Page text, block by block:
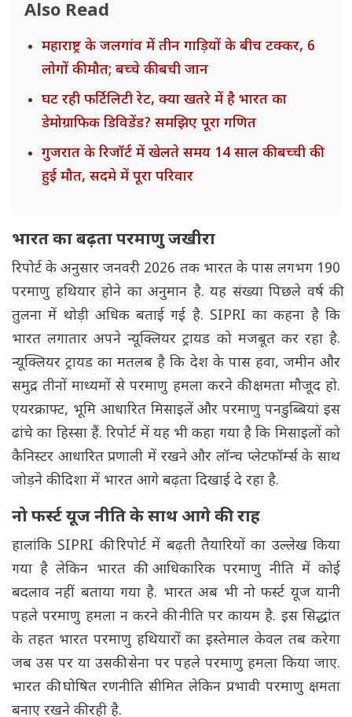
Also Read
महाराष्ट्र के जलगांव में तीन गाड़ियों के बीच टक्कर, 6
लोगों की मौत; बच्चे की बची जान
घट रही फर्टिलिटी रेट, क्या खतरे में है भारत का
डेमोग्राफिक डिविडेंड? समझिए पूरा गणित
गुजरात के रिजॉर्ट में खेलते समय 14 साल की बच्ची की
हुई मौत, सदमे में पूरा परिवार
भारत का बढ़ता परमाणु जखीरा
रिपोर्ट के अनुसार जनवरी 2026 तक भारत के पास लगभग 190
परमाणु हथियार होने का अनुमान है. यह संख्या पिछले वर्ष की
तुलना में थोड़ी अधिक बताई गई है. SIPRI का कहना है कि
भारत लगातार अपने न्यूक्लियर ट्रायड को मजबूत कर रहा है.
न्यूक्लियर ट्रायड का मतलब है कि देश के पास हवा, जमीन और
समुद्र तीनों माध्यमों से परमाणु हमला करने की क्षमता मौजूद हो.
एयरक्राफ्ट, भूमि आधारित मिसाइलें और परमाणु पनडुब्बियां इस
ढांचे का हिस्सा हैं. रिपोर्ट में यह भी कहा गया है कि मिसाइलों को
कैनिस्टर आधारित प्रणाली में रखने और लॉन्च प्लेटफॉर्म्स के साथ
जोड़ने की दिशा में भारत आगे बढ़ता दिखाई दे रहा है.
नो फर्स्ट यूज नीति के साथ आगे की राह
हालांकि SIPRI की रिपोर्ट में बढ़ती तैयारियों का उल्लेख किया
गया है लेकिन भारत की आधिकारिक परमाणु नीति में कोई
बदलाव नहीं बताया गया है. भारत अब भी नो फर्स्ट यूज यानी
पहले परमाणु हमला न करने की नीति पर कायम है. इस सिद्धांत
के तहत भारत परमाणु हथियारों का इस्तेमाल केवल तब करेगा
जब उस पर या उसकी सेना पर पहले परमाणु हमला किया जाए.
भारत की घोषित रणनीति सीमित लेकिन प्रभावी परमाणु क्षमता
बनाए रखने की रही है.